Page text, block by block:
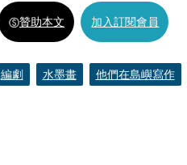
贊助本文 加入訂閱會員
編劇 水墨畫 他們在島嶼寫作